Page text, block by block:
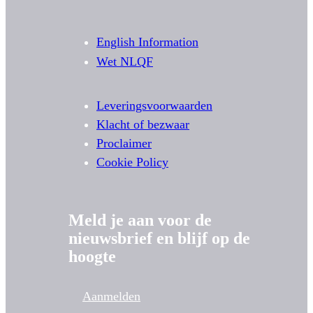
English Information
Wet NLQF
Leveringsvoorwaarden
Klacht of bezwaar
Proclaimer
Cookie Policy
Meld je aan voor de
nieuwsbrief en blijf op de
hoogte
Aanmelden